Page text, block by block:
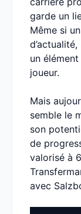
garde un
Même si
un
joueur.
Mais
semble le
son
de
valorisé à
avec